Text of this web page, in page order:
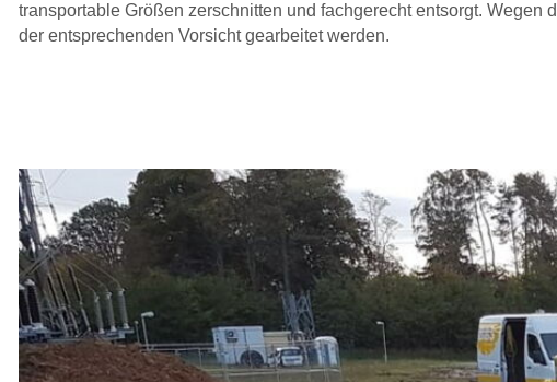
transportable Größen zerschnitten und fachgerecht entsorgt. Wegen
der entsprechenden Vorsicht gearbeitet werden.